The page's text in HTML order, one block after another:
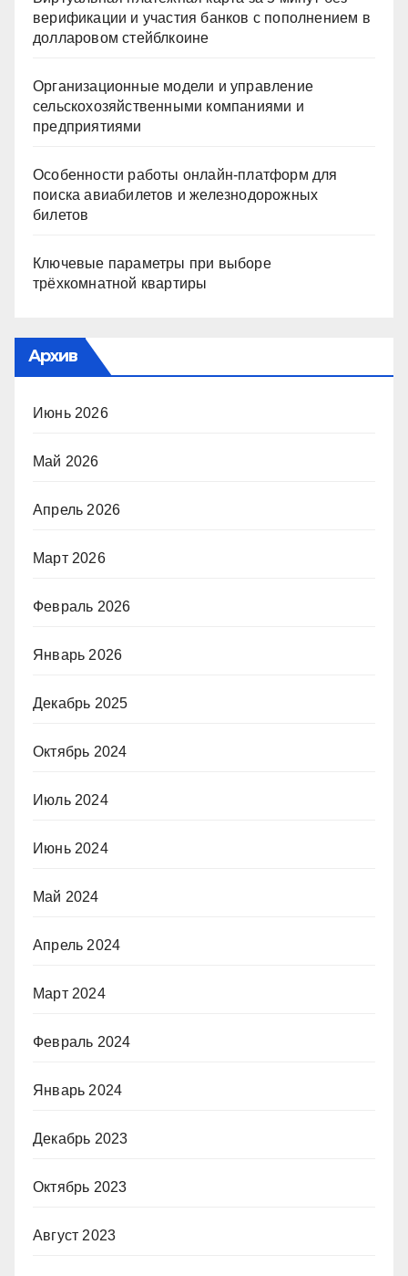
верификации и участия банков с пополнением в
долларовом стейблкоине
Организационные модели и управление
сельскохозяйственными компаниями и
предприятиями
Особенности работы онлайн-платформ для
поиска авиабилетов и железнодорожных
билетов
Ключевые параметры при выборе
трёхкомнатной квартиры
Архив
Июнь 2026
Май 2026
Апрель 2026
Март 2026
Февраль 2026
Январь 2026
Декабрь 2025
Октябрь 2024
Июль 2024
Июнь 2024
Май 2024
Апрель 2024
Март 2024
Февраль 2024
Январь 2024
Декабрь 2023
Октябрь 2023
Август 2023